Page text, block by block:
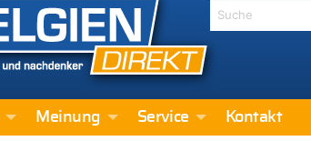
Meinung Service Kontakt